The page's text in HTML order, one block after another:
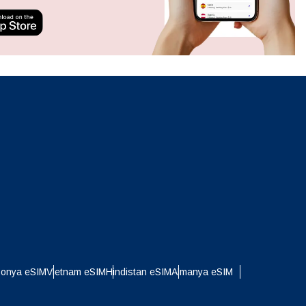
eSIMVietnam eSIMHindistan eSIMAlmanya eSIM